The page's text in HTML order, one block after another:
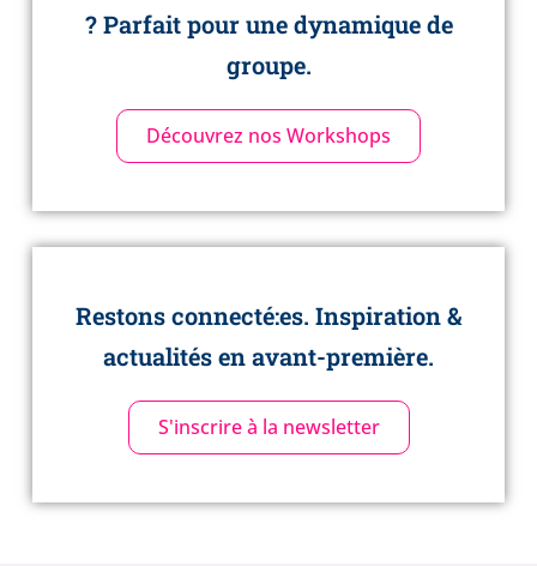
? Parfait pour une dynamique de
groupe.
Découvrez nos Workshops
Restons connecté:es. Inspiration &
actualités en avant-première.
S'inscrire à la newsletter